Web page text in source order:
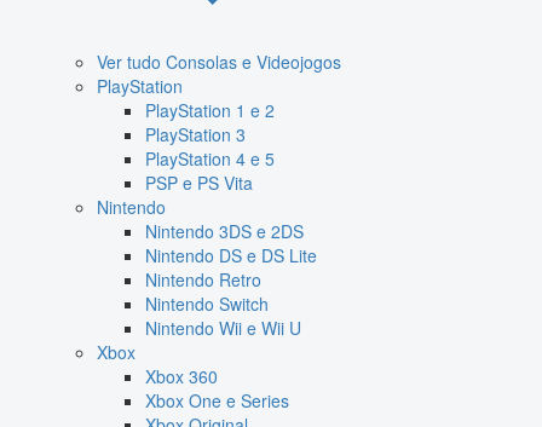
Ver tudo Consolas e Videojogos
PlayStation
PlayStation 1 e 2
PlayStation 3
PlayStation 4 e 5
PSP e PS Vita
Nintendo
Nintendo 3DS e 2DS
Nintendo DS e DS Lite
Nintendo Retro
Nintendo Switch
Nintendo Wii e Wii U
Xbox
Xbox 360
Xbox One e Series